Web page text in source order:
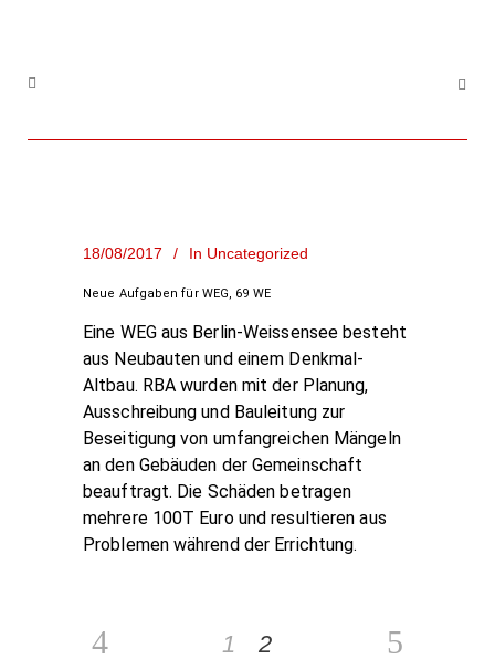
18/08/2017 In Uncategorized
Neue Aufgaben für WEG, 69 WE
Eine WEG aus Berlin-Weissensee besteht
aus Neubauten und einem Denkmal-
Altbau. RBA wurden mit der Planung,
Ausschreibung und Bauleitung zur
Beseitigung von umfangreichen Mängeln
an den Gebäuden der Gemeinschaft
beauftragt. Die Schäden betragen
mehrere 100T Euro und resultieren aus
Problemen während der Errichtung.
1 2